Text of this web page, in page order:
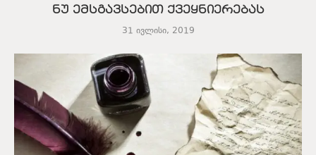
ნუ ემსგავსებით ქვეყნიერებას
31 ივლისი, 2019